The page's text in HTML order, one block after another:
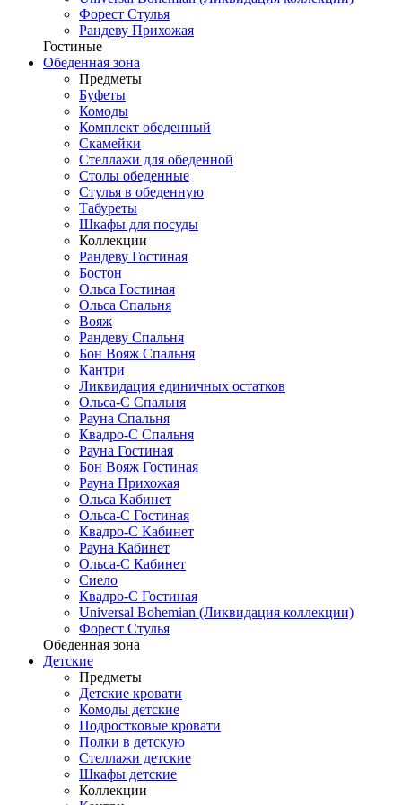
Форест Стулья
Рандеву Прихожая
Гостиные
Обеденная зона
Предметы
Буфеты
Комоды
Комплект обеденный
Скамейки
Стеллажи для обеденной
Столы обеденные
Стулья в обеденную
Табуреты
Шкафы для посуды
Коллекции
Рандеву Гостиная
Бостон
Ольса Гостиная
Ольса Спальня
Вояж
Рандеву Спальня
Бон Вояж Спальня
Кантри
Ликвидация единичных остатков
Ольса-С Спальня
Рауна Спальня
Квадро-С Спальня
Рауна Гостиная
Бон Вояж Гостиная
Рауна Прихожая
Ольса Кабинет
Ольса-С Гостиная
Квадро-С Кабинет
Рауна Кабинет
Ольса-С Кабинет
Сиело
Квадро-С Гостиная
Universal Bohemian (Ликвидация коллекции)
Форест Стулья
Обеденная зона
Детские
Предметы
Детские кровати
Комоды детские
Подростковые кровати
Полки в детскую
Стеллажи детские
Шкафы детские
Коллекции